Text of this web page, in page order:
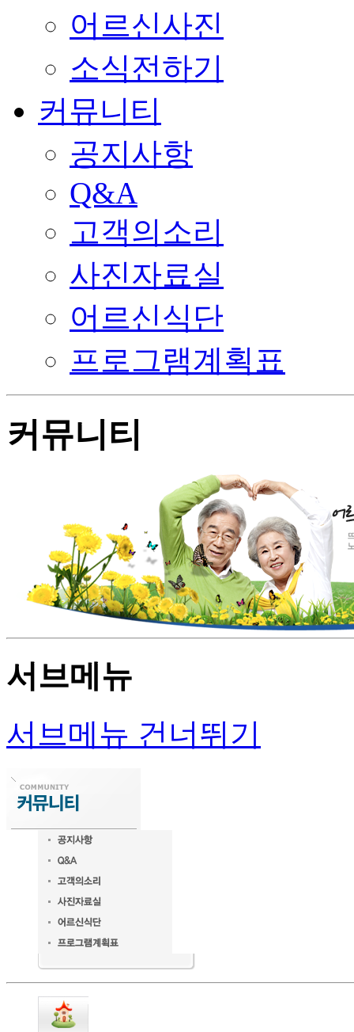
어르신사진
소식전하기
커뮤니티
공지사항
Q&A
고객의소리
사진자료실
어르신식단
프로그램계획표
커뮤니티
서브메뉴
서브메뉴 건너뛰기